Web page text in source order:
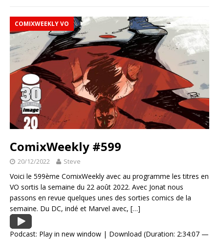
COMIXWEEKLY VO
ComixWeekly #599
20/12/2022 Steve
Voici le 599ème ComixWeekly avec au programme les titres en
VO sortis la semaine du 22 août 2022. Avec Jonat nous
passons en revue quelques unes des sorties comics de la
semaine. Du DC, indé et Marvel avec, […]
Podcast: Play in new window | Download (Duration: 2:34:07 —